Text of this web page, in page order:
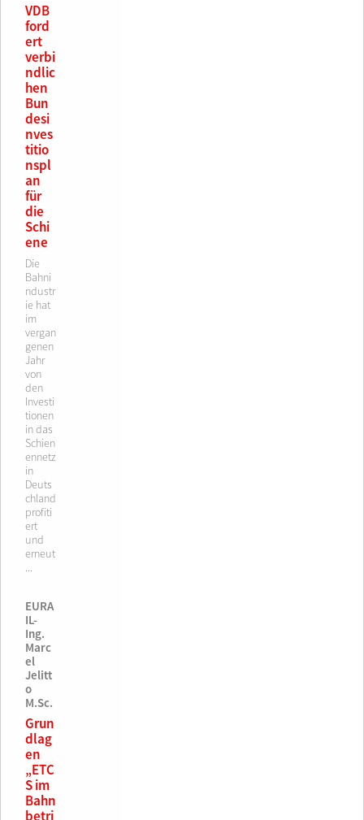
VDB
ford
ert
verbi
ndlic
hen
Bun
desi
nves
titio
nspl
an
für
die
Schi
ene
Die
Bahni
ndustr
ie hat
im
vergan
genen
Jahr
von
den
Investi
tionen
in das
Schien
ennetz
in
Deuts
chland
profiti
ert
und
erneut
...
EURA
IL-
Ing.
Marc
el
Jelitt
o
M.Sc.
Grun
dlag
en
„ETC
S im
Bahn